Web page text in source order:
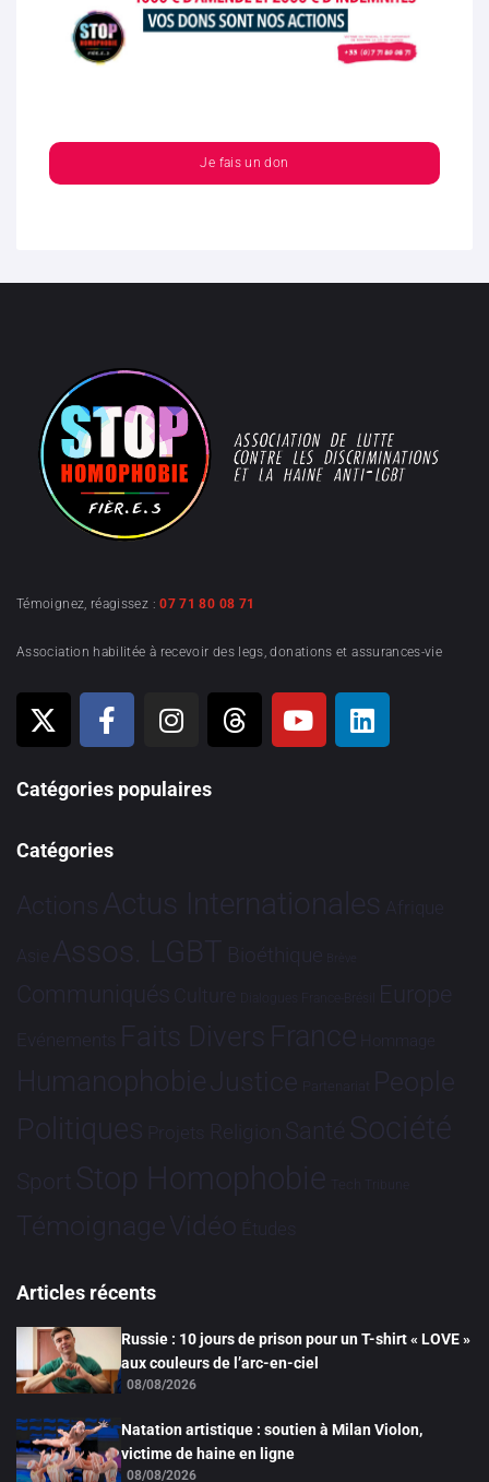
Je fais un don
Témoignez, réagissez :07 71 80 08 71
Association habilitée à recevoir des legs, donations et assurances-vie
Catégories populaires
Catégories
Actions Actus Internationales Afrique
Asie Assos. LGBT Bioéthique Brève
Communiqués Culture Dialogues France-Brésil Europe
Evénements Faits Divers France Hommage
HumanophobieJustice Partenariat People
Politiques Projets Religion Santé Société
Sport Stop Homophobie Tech Tribune
TémoignageVidéo Études
Articles récents
Russie : 10 jours de prison pour un T-shirt « LOVE »
aux couleurs de l’arc-en-ciel
08/08/2026
Natation artistique : soutien à Milan Violon,
victime de haine en ligne
08/08/2026